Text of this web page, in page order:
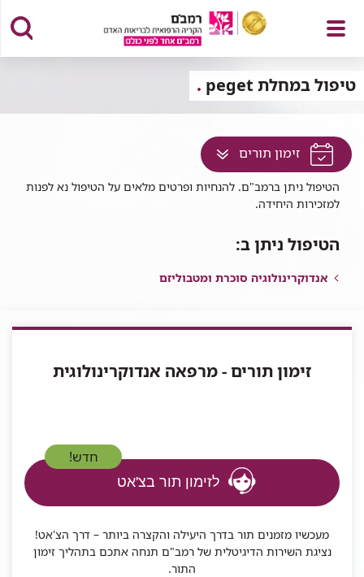
פתח
תפריט
טיפול במחלת peget
זימון תוריםלחץ
למעבר
לתוכן
הטיפול ניתן ברמב"ם. להנחיות ופרטים מלאים על הטיפול נא לפנות
למזכירות היחידה.
הטיפול ניתן ב:
אנדוקרינולוגיה סוכרת ומטבוליזם
זימון תורים - מרפאה אנדוקרינולוגית
חדש!
לזימון תור בצ'אט
מעכשיו מזמנים תור בדרך היעילה והקצרה ביותר – דרך הצ'אט!
נציגת השירות הדיגיטלית של רמב"ם תנחה אתכם בתהליך זימון
התור.